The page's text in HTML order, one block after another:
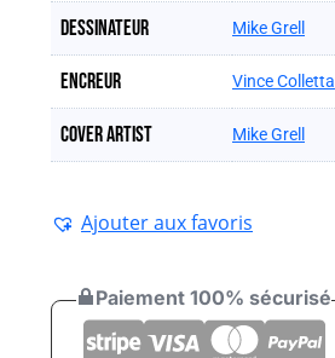
Dessinateur Mike Grell
Encreur Vince Colletta
Cover artist Mike Grell
Ajouter aux favoris
Paiement 100% sécurisé